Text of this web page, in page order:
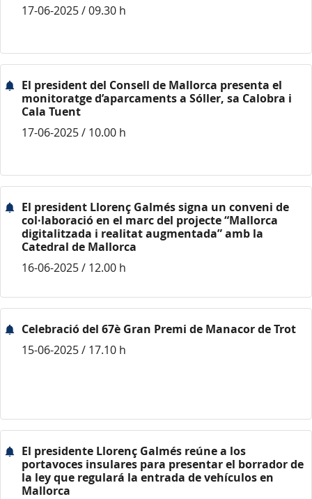
17-06-2025 / 09.30 h
El president del Consell de Mallorca presenta el
monitoratge d’aparcaments a Sóller, sa Calobra i
Cala Tuent
17-06-2025 / 10.00 h
El president Llorenç Galmés signa un conveni de
col·laboració en el marc del projecte “Mallorca
digitalitzada i realitat augmentada” amb la
Catedral de Mallorca
16-06-2025 / 12.00 h
Celebració del 67è Gran Premi de Manacor de Trot
15-06-2025 / 17.10 h
El presidente Llorenç Galmés reúne a los
portavoces insulares para presentar el borrador de
la ley que regulará la entrada de vehículos en
Mallorca